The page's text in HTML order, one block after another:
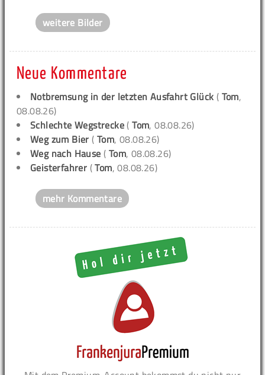
weitere Bilder
Neue Kommentare
Notbremsung in der letzten Ausfahrt Glück ( Tom,
08.08.26)
Schlechte Wegstrecke (Tom, 08.08.26)
Weg zum Bier (Tom, 08.08.26)
Weg nach Hause ( Tom, 08.08.26)
Geisterfahrer (Tom, 08.08.26)
mehr Kommentare